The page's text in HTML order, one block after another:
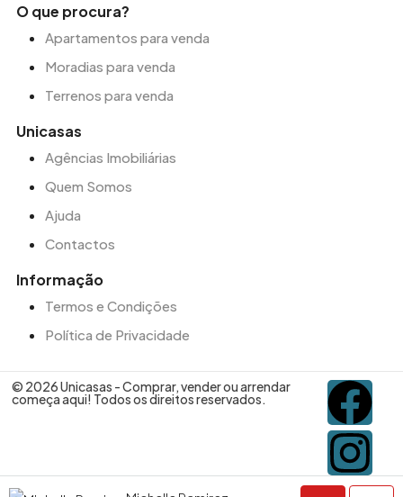
O que procura?
Apartamentos para venda
Moradias para venda
Terrenos para venda
Unicasas
Agências Imobiliárias
Quem Somos
Ajuda
Contactos
Informação
Termos e Condições
Política de Privacidade
© 2026 Unicasas - Comprar, vender ou arrendar
começa aqui! Todos os direitos reservados.